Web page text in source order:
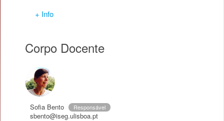
+ Info
Corpo Docente
Sofia Bento Responsável
sbento@iseg.ulisboa.pt